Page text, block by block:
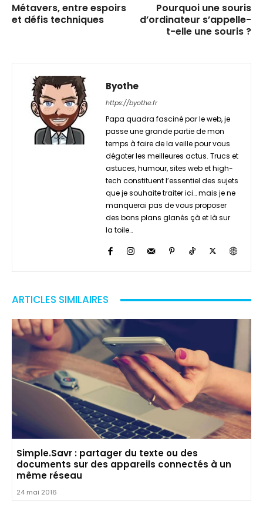
Métavers, entre espoirs
et défis techniques
Pourquoi une souris
d’ordinateur s’appelle-
t-elle une souris ?
Byothe
https://byothe.fr
Papa quadra fasciné par le web, je
passe une grande partie de mon
temps à faire de la veille pour vous
dégoter les meilleures actus. Trucs et
astuces, humour, sites web et high-
tech constituent l’essentiel des sujets
que je souhaite traiter ici… mais je ne
manquerai pas de vous proposer
des bons plans glanés çà et là sur
la toile…
ARTICLES SIMILAIRES
Simple.Savr : partager du texte ou des
documents sur des appareils connectés à un
même réseau
24 mai 2016